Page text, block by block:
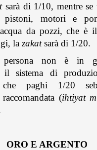
sarà di 1/10, mentre se
pistoni, motori e
da pozzi, che è
la zakatsarà di 1/20.
persona non è in
il sistema di
che paghi 1/20
(ihtiyat
ORO E ARGENTO